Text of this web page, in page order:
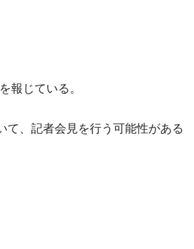
報じている。
て、記者会見を行う可能性がある